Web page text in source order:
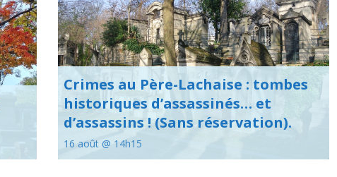
Crimes au Père-Lachaise : tombes
historiques d’assassinés… et
d’assassins ! (Sans réservation).
16 août @ 14h15